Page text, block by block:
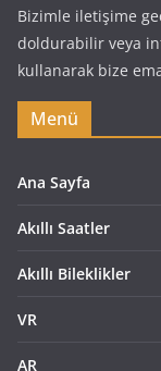
Bizimle iletişime
doldurabilir veya
kullanarak bize
Menü
Ana Sayfa
Akıllı Saatler
Akıllı Bileklikler
VR
AR